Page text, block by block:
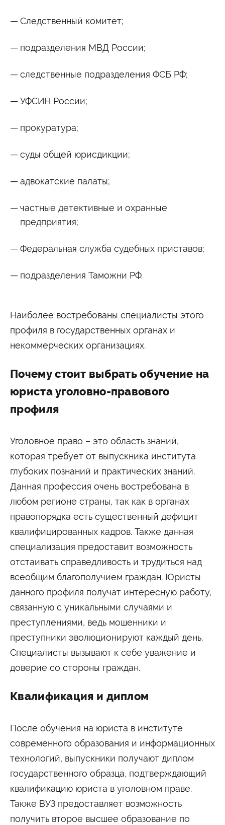
Следственный комитет;
подразделения МВД России;
следственные подразделения ФСБ РФ;
УФСИН России;
прокуратура;
суды общей юрисдикции;
адвокатские палаты;
частные детективные и охранные
предприятия;
Федеральная служба судебных приставов;
подразделения Таможни РФ.
Наиболее востребованы специалисты этого
профиля в государственных органах и
некоммерческих организациях.
Почему стоит выбрать обучение на
юриста уголовно-правового
профиля
Уголовное право – это область знаний,
которая требует от выпускника института
глубоких познаний и практических знаний.
Данная профессия очень востребована в
любом регионе страны, так как в органах
правопорядка есть существенный дефицит
квалифицированных кадров. Также данная
специализация предоставит возможность
отстаивать справедливость и трудиться над
всеобщим благополучием граждан. Юристы
данного профиля получат интересную работу,
связанную с уникальными случаями и
преступлениями, ведь мошенники и
преступники эволюционируют каждый день.
Специалисты вызывают к себе уважение и
доверие со стороны граждан.
Квалификация и диплом
После обучения на юриста в институте
современного образования и информационных
технологий, выпускники получают диплом
государственного образца, подтверждающий
квалификацию юриста в уголовном праве.
Также ВУЗ предоставляет возможность
получить второе высшее образование по